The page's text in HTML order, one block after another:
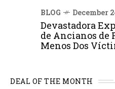
BLOG December
Devastadora
de Ancianos de
Menos Dos
DEAL OF THE MONTH